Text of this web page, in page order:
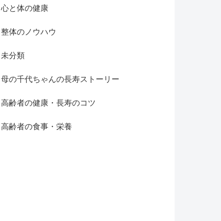
心と体の健康
整体のノウハウ
未分類
母の千代ちゃんの長寿ストーリー
高齢者の健康・長寿のコツ
高齢者の食事・栄養